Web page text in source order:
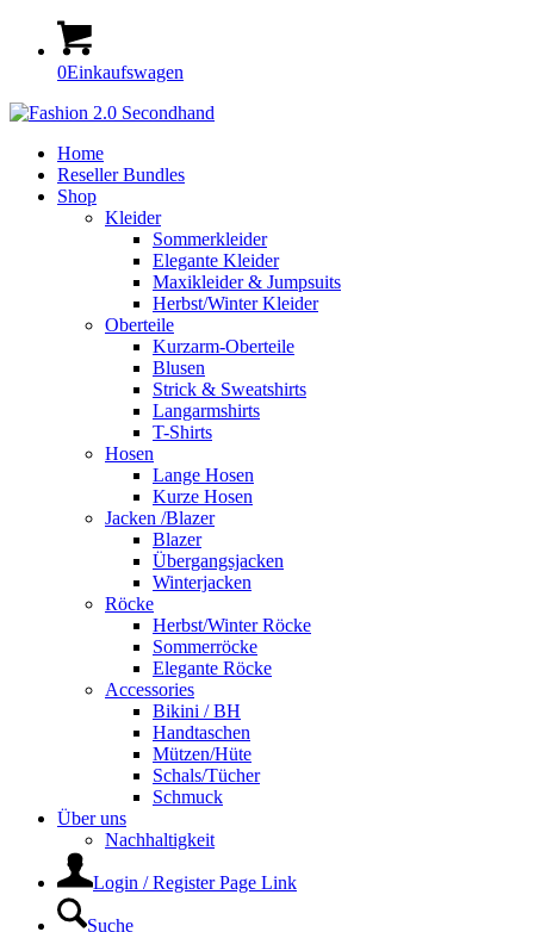
0Einkaufswagen
Home
Reseller Bundles
Shop
Kleider
Sommerkleider
Elegante Kleider
Maxikleider & Jumpsuits
Herbst/Winter Kleider
Oberteile
Kurzarm-Oberteile
Blusen
Strick & Sweatshirts
Langarmshirts
T-Shirts
Hosen
Lange Hosen
Kurze Hosen
Jacken /Blazer
Blazer
Übergangsjacken
Winterjacken
Röcke
Herbst/Winter Röcke
Sommerröcke
Elegante Röcke
Accessories
Bikini / BH
Handtaschen
Mützen/Hüte
Schals/Tücher
Schmuck
Über uns
Nachhaltigkeit
Login / Register Page Link
Suche